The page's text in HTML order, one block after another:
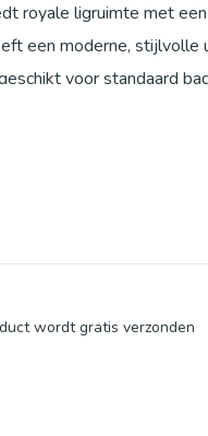
royale ligruimte met
een moderne, stijlvolle
voor standaard
wordt gratis verzonden